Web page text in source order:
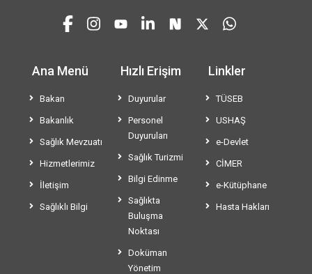
Ana Menü
Bakan
Bakanlık
Sağlık Mevzuatı
Hizmetlerimiz
İletişim
Sağlıklı Bilgi
Hızlı Erişim
Duyurular
Personel
Duyuruları
Sağlık Turizmi
Bilgi Edinme
Sağlıkta
Buluşma
Noktası
Doküman
Yönetim
Linkler
TÜSEB
USHAŞ
e-Devlet
CİMER
e-Kütüphane
Hasta Hakları